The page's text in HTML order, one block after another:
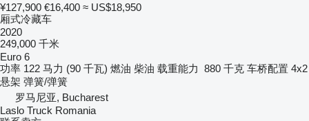
¥127,900 €16,400 ≈ US$18,950
厢式冷藏车
2020
249,000 千米
Euro 6
功率 122 马力 (90 千瓦) 燃油 柴油 载重能力 880 千克 车桥配置 4x2
悬架 弹簧/弹簧
罗马尼亚, Bucharest
Laslo Truck Romania